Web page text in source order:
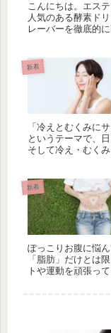
こんにちは。エス
人気のある酵素ド
レーバーを徹底的
新着
「冷えとむくみに
というテーマで、
そして冷え・むく
新着
ぽっこりお腹に悩
「脂肪」だけとは
トや運動を頑張っ